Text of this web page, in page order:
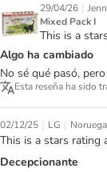
29/04/26 |
Mixed Pack I
This is a
Algo ha cambiado
No sé qué pasó,
Esta reseña ha sido
02/12/25 | LG | Noruega
This is a stars rating
Decepcionante